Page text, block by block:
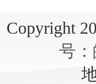
Copyright
号：